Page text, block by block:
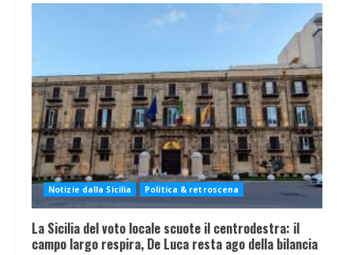
Notizie dalla Sicilia Politica & retroscena
La Sicilia del voto locale scuote il centrodestra: il
campo largo respira, De Luca resta ago della bilancia